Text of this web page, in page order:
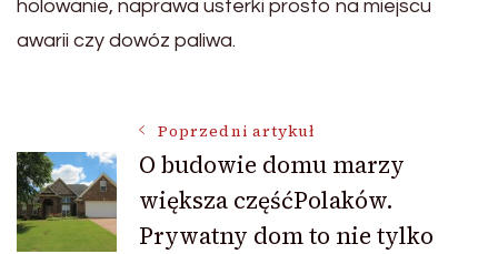
holowanie, naprawa usterki prosto na miejscu
awarii czy dowóz paliwa.
Nawigacja
wpisu
Poprzedni artykuł
O budowie domu marzy
większa częśćPolaków.
Prywatny dom to nie tylko